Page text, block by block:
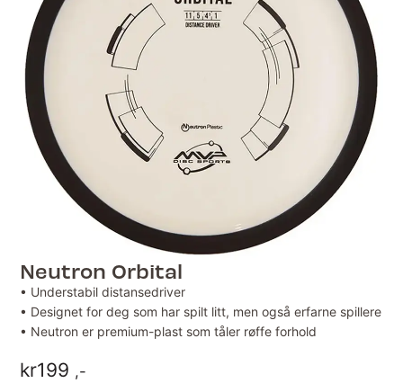
Neutron Orbital
• Understabil distansedriver
• Designet for deg som har spilt litt, men også erfarne spillere
• Neutron er premium-plast som tåler røffe forhold
kr199 ,-